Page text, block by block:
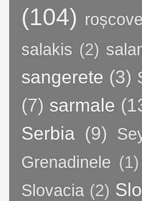
(104) roșcove
salakis (2)
sangerete (3)
(7) sarmale
Serbia (9)
Grenadinele (1)
Slovacia (2)